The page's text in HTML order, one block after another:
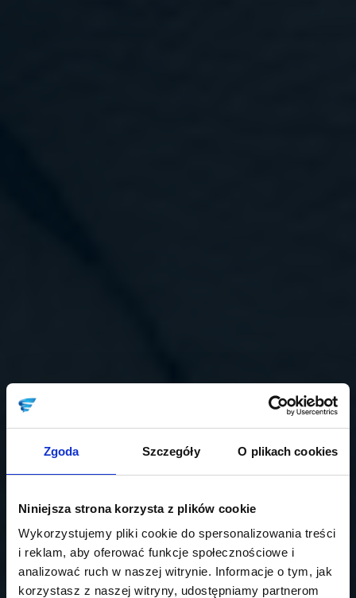
Zgoda Szczegóły O plikach cookies
Niniejsza strona korzysta z plików cookie
Wykorzystujemy pliki cookie do spersonalizowania treści
i reklam, aby oferować funkcje społecznościowe i
analizować ruch w naszej witrynie. Informacje o tym, jak
korzystasz z naszej witryny, udostępniamy partnerom